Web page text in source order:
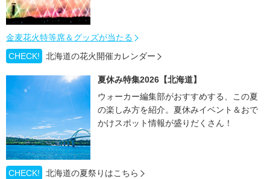
金麦花火特等席＆グッズが当たる
CHECK!
北海道の花火開催カレンダー
夏休み特集2026【北海道】
ウォーカー編集部がおすすめする、この夏
の楽しみ方を紹介。夏休みイベント＆おで
かけスポット情報が盛りだくさん！
CHECK! 北海道の夏祭りはこちら